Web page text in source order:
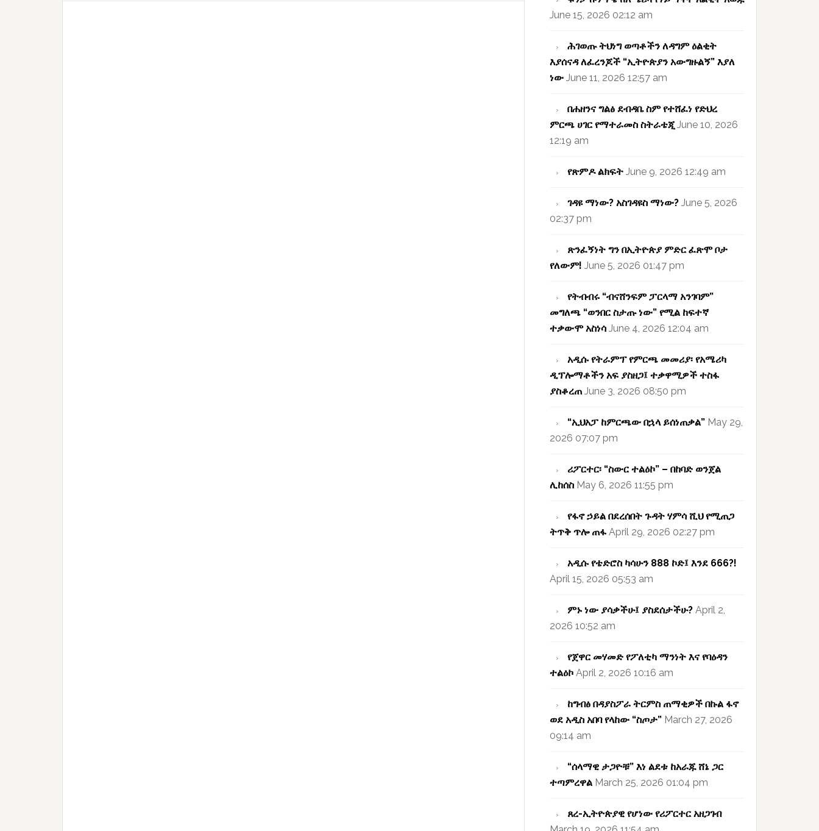
June 15, 2026 02:12 am
ሕገወጡ ትህነግ ወጣቶችን ለዳግም ዕልቂት
እያሰናዳ ለፈረንጆች “ኢትዮጵያን አውግዙልኝ” እያለ
ነው June 11, 2026 12:57 am
በሐዘንና ግልፅ ደብዳቤ ስም የተሸፈነ የድህረ
ምርጫ ሀገር የማተራመስ ስትራቴጂ June 10, 2026
12:19 am
የጽምዶ ልክፍት June 9, 2026 12:49 am
ገዳዩ ማነው? አስገዳዩስ ማነው? June 5, 2026
02:37 pm
ጽንፈኝነት ግን በኢትዮጵያ ምድር ፈጽሞ ቦታ
የለውም! June 5, 2026 01:47 pm
የትብብሩ “ብናሸንፍም ፓርላማ አንገባም”
መግለጫ “ወንበር ስታጡ ነው” የሚል ከፍተኛ
ተቃውሞ አስነሳ June 4, 2026 12:04 am
አዲሱ የትራምፕ የምርጫ መመሪያ፡ የአሜሪካ
ዲፕሎማቶችን አፍ ያስዘጋ፤ ተቃዋሚዎች ተስፋ
ያስቆረጠ June 3, 2026 08:50 pm
“ኢህአፓ ከምርጫው በኋላ ይሰነጠቃል” May 29,
2026 07:07 pm
ሪፖርተር፡ “ስውር ተልዕኮ” – በከባድ ወንጀል
ሊከሰስ May 6, 2026 11:55 pm
የፋኖ ኃይል በደረሰበት ጉዳት ሃምሳ ሺህ የሚጠጋ
ትጥቅ ጥሎ ጠፋ April 29, 2026 02:27 pm
አዲሱ የቴድሮስ ካሳሁን 888 ኮድ፤ እንደ 666?!
April 15, 2026 05:53 am
ምኑ ነው ያሳቃችሁ፤ ያስደሰታችሁ? April 2,
2026 10:52 am
የጀዋር መሃመድ የፖለቲካ ማንነት እና የባዕዳን
ተልዕኮ April 2, 2026 10:16 am
ከግብፅ በዳያስፖራ ትርምስ ጠማቂዎች በኩል ፋኖ
ወደ አዲስ አበባ የላከው “ስጦታ” March 27, 2026
09:14 am
“ሰላማዊ ታጋዮቹ” እነ ልደቱ ከአራጁ ሸኔ ጋር
ተጣምረዋል March 25, 2026 01:04 pm
ጸረ-ኢትዮጵያዊ የሆነው የሪፖርተር አዘጋገብ